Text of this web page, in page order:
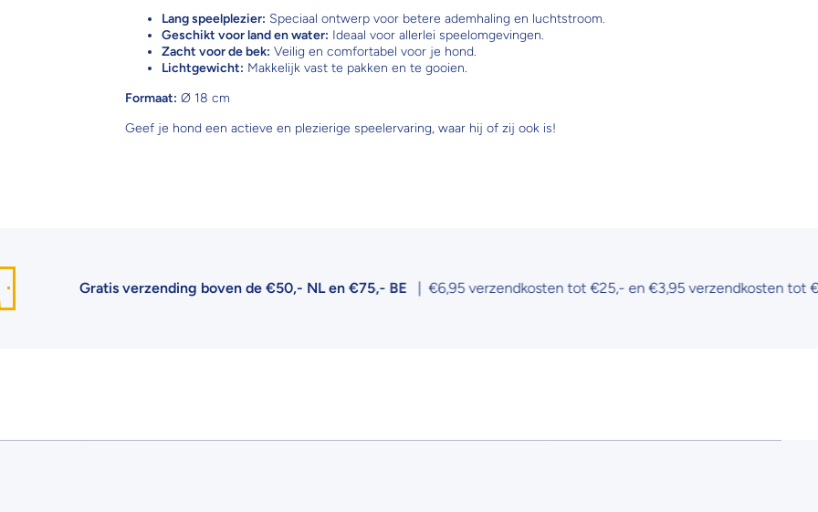
Lang speelplezier: Speciaal ontwerp voor betere ademhaling en luchtstroom.
Geschikt voor land en water: Ideaal voor allerlei speelomgevingen.
Zacht voor de bek: Veilig en comfortabel voor je hond.
Lichtgewicht: Makkelijk vast te pakken en te gooien.
Formaat: Ø 18 cm
Geef je hond een actieve en plezierige speelervaring, waar hij of zij ook is!
Gratis verzending boven de €50,- NL en €75,- BE| €6,95 verzendkosten tot €25,- en €3,95 verzendkosten tot €50,-